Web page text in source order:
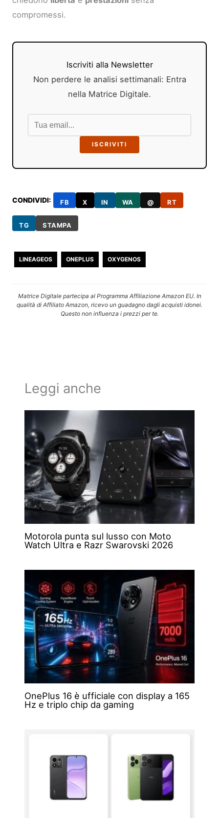
compromessi.
Iscriviti alla Newsletter
Non perdere le analisi settimanali: Entra
nella Matrice Digitale.
ISCRIVITI
CONDIVIDI: FB X IN WA @ RT
TG STAMPA
LINEAGEOS ONEPLUS OXYGENOS
Matrice Digitale partecipa al Programma Affiliazione Amazon EU. In
qualità di Affiliato Amazon, ricevo un guadagno dagli acquisti idonei.
Questo non influenza i prezzi per te.
Leggi anche
Motorola punta sul lusso con Moto
Watch Ultra e Razr Swarovski 2026
OnePlus 16 è ufficiale con display a 165
Hz e triplo chip da gaming